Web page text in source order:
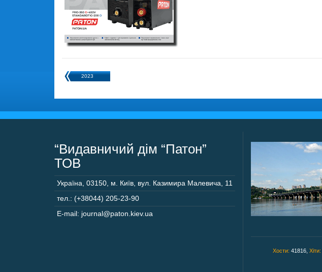
2023
“Видавничий дім “Патон”
ТОВ
Україна 03150 м. Київ, вул. Казимира Малевича, 11
тел.: (+38044) 205-23-90
E-mail: journal@paton.kiev.ua
Хости: 41816, Хіти: